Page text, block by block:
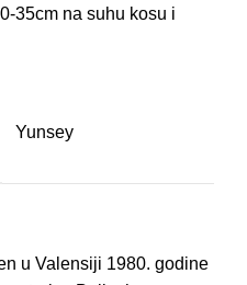
35cm na suhu kosu i
Yunsey
u Valensiji 1980. godine